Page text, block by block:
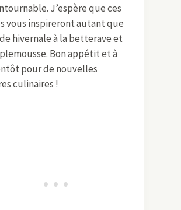
J’espère que ces
vous inspireront autant que
hivernale à la betterave et
Bon appétit et à
pour de nouvelles
culinaires !